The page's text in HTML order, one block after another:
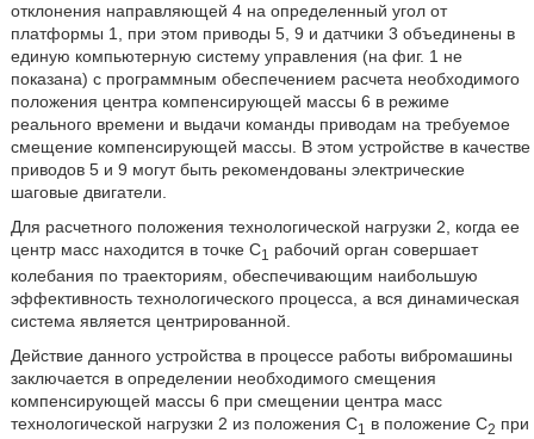
отклонения направляющей 4 на определенный угол от
платформы 1, при этом приводы 5, 9 и датчики 3 объединены в
единую компьютерную систему управления (на фиг. 1 не
показана) с программным обеспечением расчета необходимого
положения центра компенсирующей массы 6 в режиме
реального времени и выдачи команды приводам на требуемое
смещение компенсирующей массы. В этом устройстве в качестве
приводов 5 и 9 могут быть рекомендованы электрические
шаговые двигатели.
Для расчетного положения технологической нагрузки 2, когда ее
центр масс находится в точке С1
рабочий орган совершает
колебания по траекториям, обеспечивающим наибольшую
эффективность технологического процесса, а вся динамическая
система является центрированной.
Действие данного устройства в процессе работы вибромашины
заключается в определении необходимого смещения
компенсирующей массы 6 при смещении центра масс
технологической нагрузки 2 из положения С1 в положение С2 при